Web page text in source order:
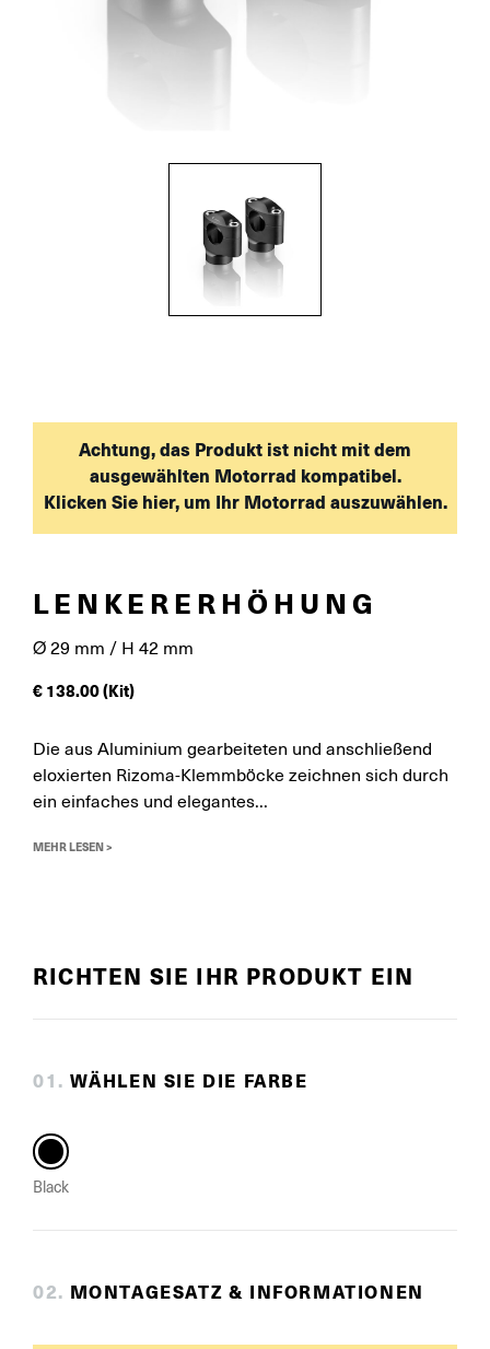
Achtung, das Produkt ist nicht mit dem
ausgewählten Motorrad kompatibel.
Klicken Sie hier, um Ihr Motorrad auszuwählen.
LENKERERHÖHUNG
Ø 29 mm / H 42 mm
€ 138.00(Kit)
Die aus Aluminium gearbeiteten und anschließend
eloxierten Rizoma-Klemmböcke zeichnen sich durch
ein einfaches und elegantes...
MEHR LESEN >
RICHTEN SIE IHR PRODUKT EIN
01 . WÄHLEN SIE DIE FARBE
Black
02. MONTAGESATZ & INFORMATIONEN